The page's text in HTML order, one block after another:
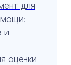
для
и
оценки